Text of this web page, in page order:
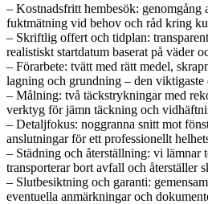
– Kostnadsfritt hembesök: genomgång
fuktmätning vid behov och råd kring
– Skriftlig offert och tidplan:
realistiskt startdatum baserat på väder
– Förarbete: tvätt med rätt medel,
lagning och grundning – den viktigaste
– Målning: två täckstrykningar med
verktyg för jämn täckning och
– Detaljfokus: noggranna snitt mot
anslutningar för ett professionellt
– Städning och återställning: vi lämnar
transporterar bort avfall och återställer
– Slutbesiktning och garanti:
eventuella anmärkningar och